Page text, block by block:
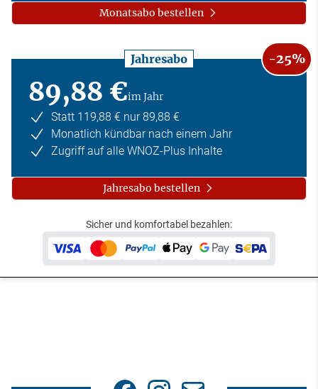
Monatsabo bestellen
Jahresabo -25%
89,88 €im Jahr
Statt 119,88 € nur 89,88 €
Monatlich kündbar nach einem Jahr
Zugriff auf alle WNOZ-Plus Inhalte
Jahresabo bestellen
Sicher und komfortabel bezahlen: